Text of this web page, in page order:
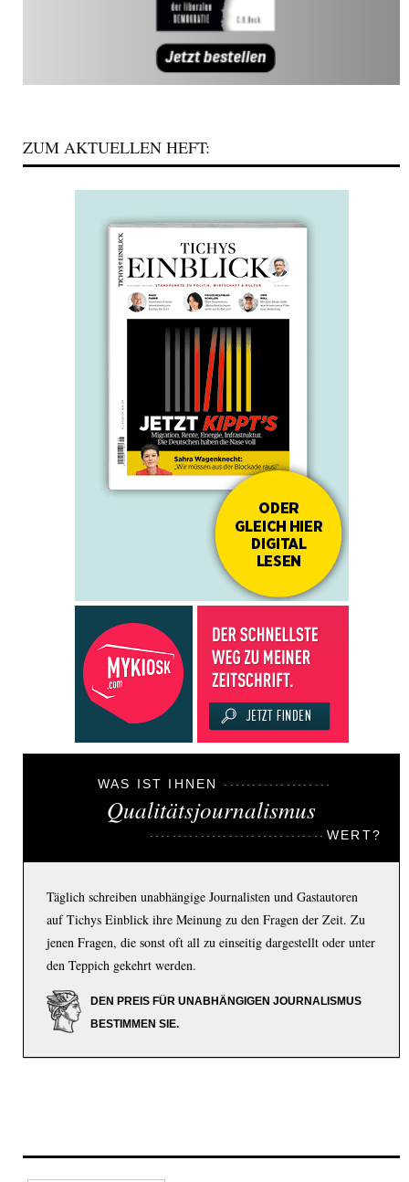
ZUM AKTUELLEN HEFT:
WAS IST IHNEN
Qualitätsjournalismus
WERT?
Täglich schreiben unabhängige Journalisten und Gastautoren
auf Tichys Einblick ihre Meinung zu den Fragen der Zeit. Zu
jenen Fragen, die sonst oft all zu einseitig dargestellt oder unter
den Teppich gekehrt werden.
DEN PREIS FÜR UNABHÄNGIGEN JOURNALISMUS
BESTIMMEN SIE.